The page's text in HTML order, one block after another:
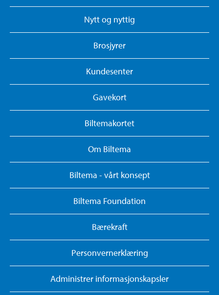
Nytt og nyttig
Brosjyrer
Kundesenter
Gavekort
Biltemakortet
Om Biltema
Biltema - vårt konsept
Biltema Foundation
Bærekraft
Personvernerklæring
Administrer informasjonskapsler